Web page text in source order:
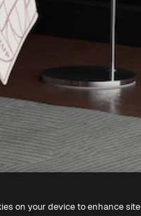
on your device to enhance site